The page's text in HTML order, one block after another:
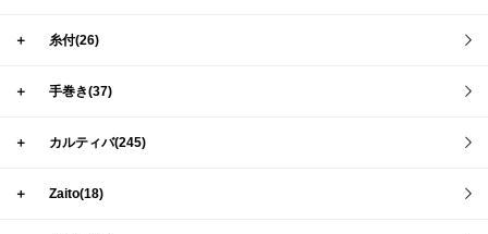
＋ 糸付(26)
＋ 手巻き(37)
＋ カルティバ(245)
＋ Zaito(18)